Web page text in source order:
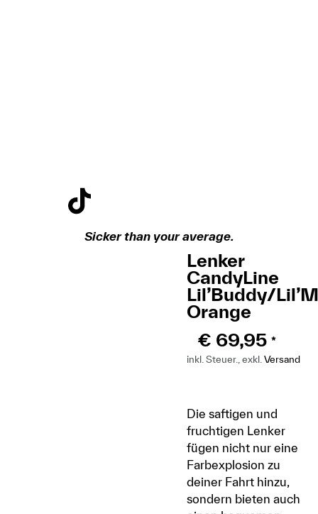
Sicker than your average.
Lenker
CandyLine
Lil’Buddy/
Orange
€ 69,95 *
inkl. Steuer., exkl. Versand
Die saftigen und
fruchtigen Lenker
fügen nicht nur eine
Farbexplosion zu
deiner Fahrt hinzu,
sondern bieten auch